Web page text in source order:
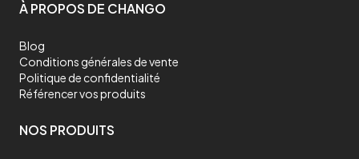
À PROPOS DE CHANGO
Blog
Conditions générales de vente
Politique de confidentialité
Référencer vos produits
NOS PRODUITS